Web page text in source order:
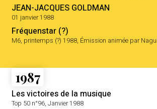
JEAN-JACQUES GOLDMAN
01 janvier 1988
Fréquenstar (?)
M6, printemps (?) 1988, Émission animée par
1987
Les victoires de la musique
Top 50 n°96, Janvier 1988